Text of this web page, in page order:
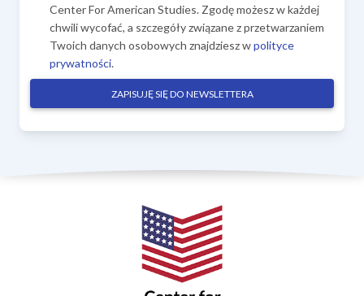
Center For American Studies. Zgodę możesz w każdej
chwili wycofać, a szczegóły związane z przetwarzaniem
Twoich danych osobowych znajdziesz wpolityce
prywatności.
ZAPISUJĘ SIĘ DO NEWSLETTERA